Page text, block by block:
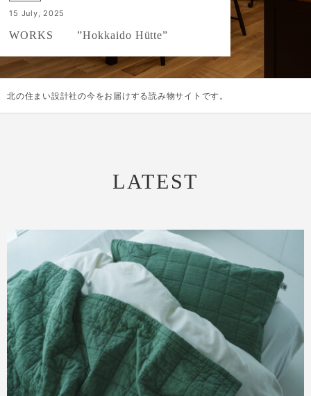
2025
”Hokkaido Hütte”
北の住まい設計社の今をお届けする読み物サイトです。
LATEST